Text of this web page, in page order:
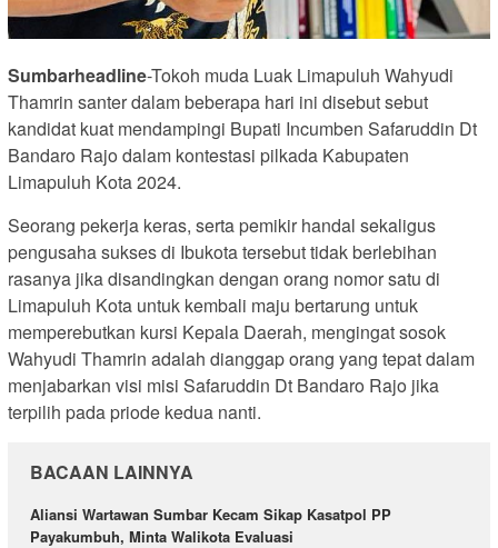
Sumbarheadline-Tokoh muda Luak Limapuluh Wahyudi
Thamrin santer dalam beberapa hari ini disebut sebut
kandidat kuat mendampingi Bupati Incumben Safaruddin Dt
Bandaro Rajo dalam kontestasi pilkada Kabupaten
Limapuluh Kota 2024.
Seorang pekerja keras, serta pemikir handal sekaligus
pengusaha sukses di Ibukota tersebut tidak berlebihan
rasanya jika disandingkan dengan orang nomor satu di
Limapuluh Kota untuk kembali maju bertarung untuk
memperebutkan kursi Kepala Daerah, mengingat sosok
Wahyudi Thamrin adalah dianggap orang yang tepat dalam
menjabarkan visi misi Safaruddin Dt Bandaro Rajo jika
terpilih pada priode kedua nanti.
BACAAN LAINNYA
Aliansi Wartawan Sumbar Kecam Sikap Kasatpol PP
Payakumbuh, Minta Walikota Evaluasi